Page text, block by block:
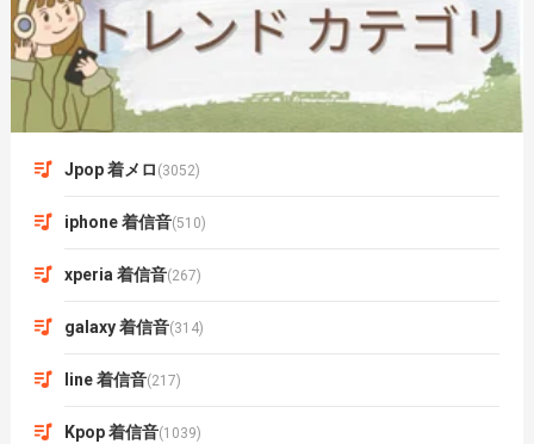
Jpop 着メロ (3052)
iphone 着信音(510)
xperia 着信音(267)
galaxy 着信音(314)
line 着信音(217)
Kpop 着信音(1039)